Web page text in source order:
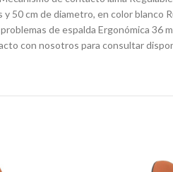
50 cm de diametro, en color
de espalda Ergonómica 36
con nosotros para consultar